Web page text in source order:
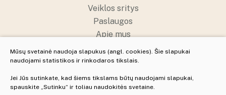
Veiklos sritys
Paslaugos
Apie mus
Struktūra ir kontaktai
Pranešėjų apsauga
Mūsų svetainė naudoja slapukus (angl. cookies). Šie slapukai
naudojami statistikos ir rinkodaros tikslais.
Jei Jūs sutinkate, kad šiems tikslams būtų naudojami slapukai,
spauskite „Sutinku“ ir toliau naudokitės svetaine.